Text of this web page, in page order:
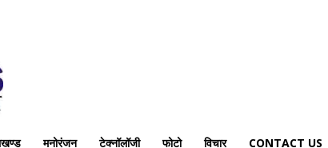
मनोरंजन टेक्नॉलॉजी फोटो विचार CONTACT US